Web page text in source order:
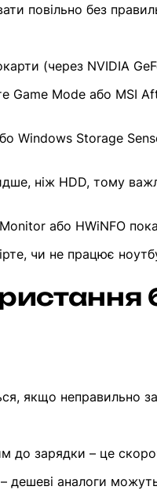
повільно без
(через NVIDIA
Mode або MSI
Windows Storage
ніж HDD, тому
або HWiNFO
чи не працює
якщо неправильно
до зарядки – це
дешеві аналоги